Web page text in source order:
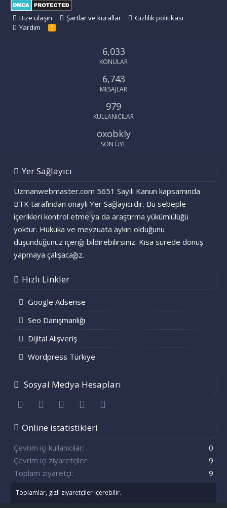
Bize ulaşın Şartlar ve kurallar
Gizlilik politikası
Yardım
R
6,033
KONULAR
6,743
MESAJLAR
979
KULLANICILAR
oxobkly
SON ÜYE
Yer Sağlayıcı
Uzmanwebmaster.com 5651 Sayılı Kanun kapsamında
BTK tarafından onaylı Yer Sağlayıcı'dır. Bu sebeple
içerikleri kontrol etme ya da araştırma yükümlülüğü
yoktur. Hukuka ve mevzuata aykırı olduğunu
düşündüğünüz içeriği bildirebilirsiniz. Kısa sürede dönüş
yapmaya çalışacağız.
Hızlı Linkler
Google Adsense
Seo Danışmanlığı
Dijital Alışveriş
Wordpress Türkiye
Sosyal Medya Hesapları
FacebookTwitter youtubeBize ulaşın
Online istatistikleri
Çevrim içi kullanıcılar
0
Çevrim içi ziyaretçiler
9
Toplam ziyaretçi
9
Toplamlar, gizli ziyaretçiler içerebilir.